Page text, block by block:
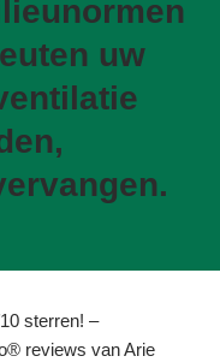
uw
sterren! –
reviews van Arie